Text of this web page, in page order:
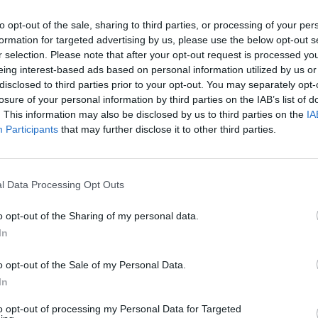
opt-out of the sale, sharing to third parties, or processing of your
for targeted advertising by us, please use the below opt-out
selection. Please note that after your opt-out request is processed
interest-based ads based on personal information utilized by us
to third parties prior to your opt-out. You may separately
of your personal information by third parties on the IAB’s list of
This information may also be disclosed by us to third parties on the
Participants that may further disclose it to other third parties.
Data Processing Opt Outs
opt-out of the Sharing of my personal data.
opt-out of the Sale of my Personal Data.
opt-out of processing my Personal Data for Targeted
της αγοράς, με στόχο η απόφαση αυτή να
ανακόψει τις παράλληλες εξαγωγές οι
οποίες οφείλονται σε τόσο μεγάλο βαθμό
διότι οι τιμές των φαρμάκων είναι πολύ
χαμηλότερες στη χώρα […]
ΠΕΡΙΣΣΌΤΕΡΑ ...
HEADLINES ΠΟΛΙΤΙΚΉ
Ιδιωτικά ιατρεία στο ΕΣΥ –
Γκάγκα χωρίς